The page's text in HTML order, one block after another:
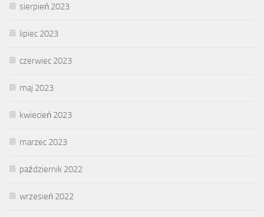
sierpień 2023
lipiec 2023
czerwiec 2023
maj 2023
kwiecień 2023
marzec 2023
październik 2022
wrzesień 2022